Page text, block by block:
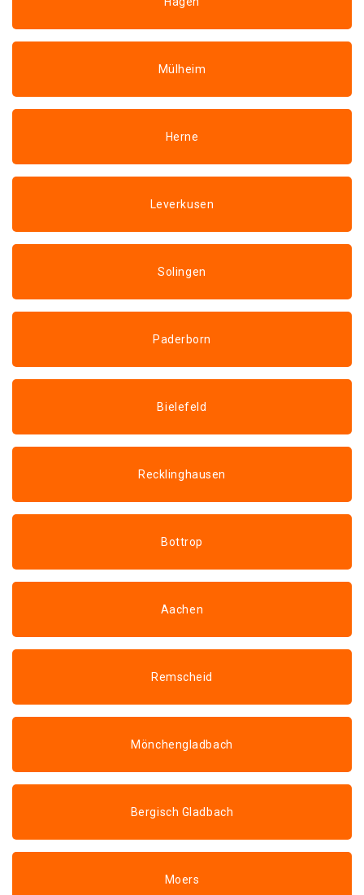
Mülheim
Herne
Leverkusen
Solingen
Paderborn
Bielefeld
Recklinghausen
Bottrop
Aachen
Remscheid
Mönchengladbach
Bergisch Gladbach
Moers